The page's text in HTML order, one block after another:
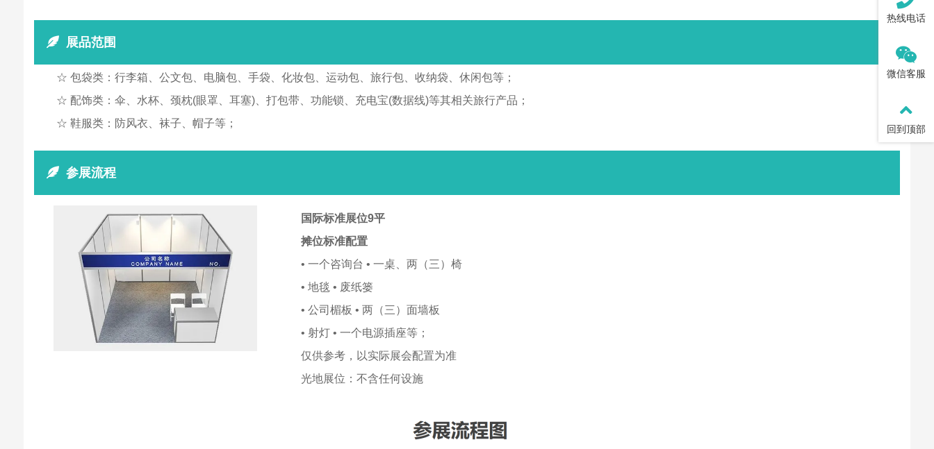
展品范围
☆ 包袋类：行李箱、公文包、电脑包、手袋、化妆包、运动包、旅行包、收纳袋、休闲包等；
☆ 配饰类：伞、水杯、颈枕(眼罩、耳塞)、打包带、功能锁、充电宝(数据线)等其相关旅行产品；
☆ 鞋服类：防风衣、袜子、帽子等；
参展流程
国际标准展位9平
摊位标准配置
• 一个咨询台 • 一桌、两（三）椅
• 地毯 • 废纸篓
• 公司楣板 • 两（三）面墙板
• 射灯 • 一个电源插座等；
仅供参考，以实际展会配置为准
光地展位：不含任何设施
热线电话
微信客服
回到顶部